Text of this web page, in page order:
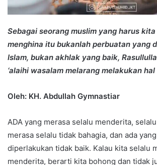
Sebagai seorang muslim yang harus
menghina itu bukanlah perbuatan yang
Islam, bukan akhlak yang baik,
‘alaihi wasalam melarang melakukan
Oleh: KH. Abdullah Gymnastiar
ADA yang merasa selalu menderita,
merasa selalu tidak bahagia, dan ada
diperlakukan tidak baik. Kalau kita selalu
menderita, berarti kita bohong dan tidak